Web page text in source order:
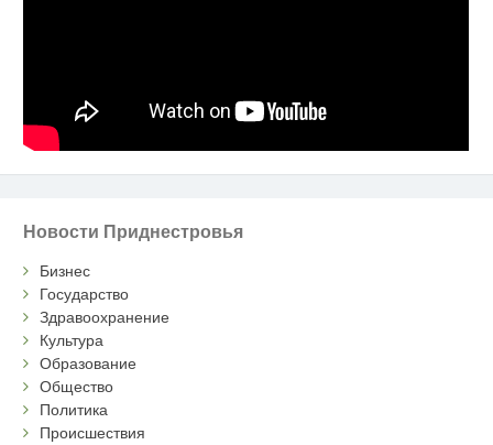
Новости Приднестровья
Бизнес
Государство
Здравоохранение
Культура
Образование
Общество
Политика
Происшествия